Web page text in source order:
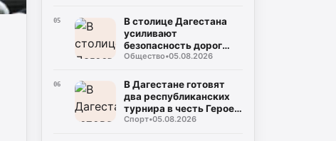
05
В столице Дагестана
усиливают
безопасность дорог
возле школ
Общество•05.08.2026
06
В Дагестане готовят
два республиканских
турнира в честь Героев
России
Спорт•05.08.2026